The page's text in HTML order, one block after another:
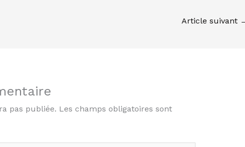
Article suivant
pas publiée. Les champs obligatoires sont